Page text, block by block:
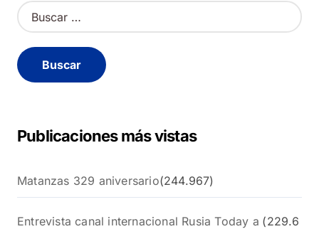
B
u
c
a
Publicaciones más vistas
Matanzas 329 aniversario(244.967)
Entrevista canal internacional Rusia Today a (229.6